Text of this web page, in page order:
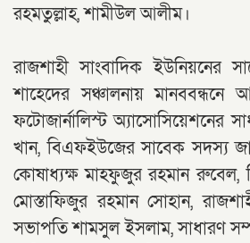
রহমতুল্লাহ, শামীউল আলীম।
রাজশাহী সাংবাদিক ইউনিয়নের
শাহেদের সঞ্চালনায় মানববন্ধনে
ফটোজার্নালিস্ট অ্যাসোসিয়েশনের
খান, বিএফইউজের সাবেক সদস্য
কোষাধ্যক্ষ মাহফুজুর রহমান রুবেল,
মোস্তাফিজুর রহমান সোহান,
সভাপতি শামসুল ইসলাম, সাধারণ